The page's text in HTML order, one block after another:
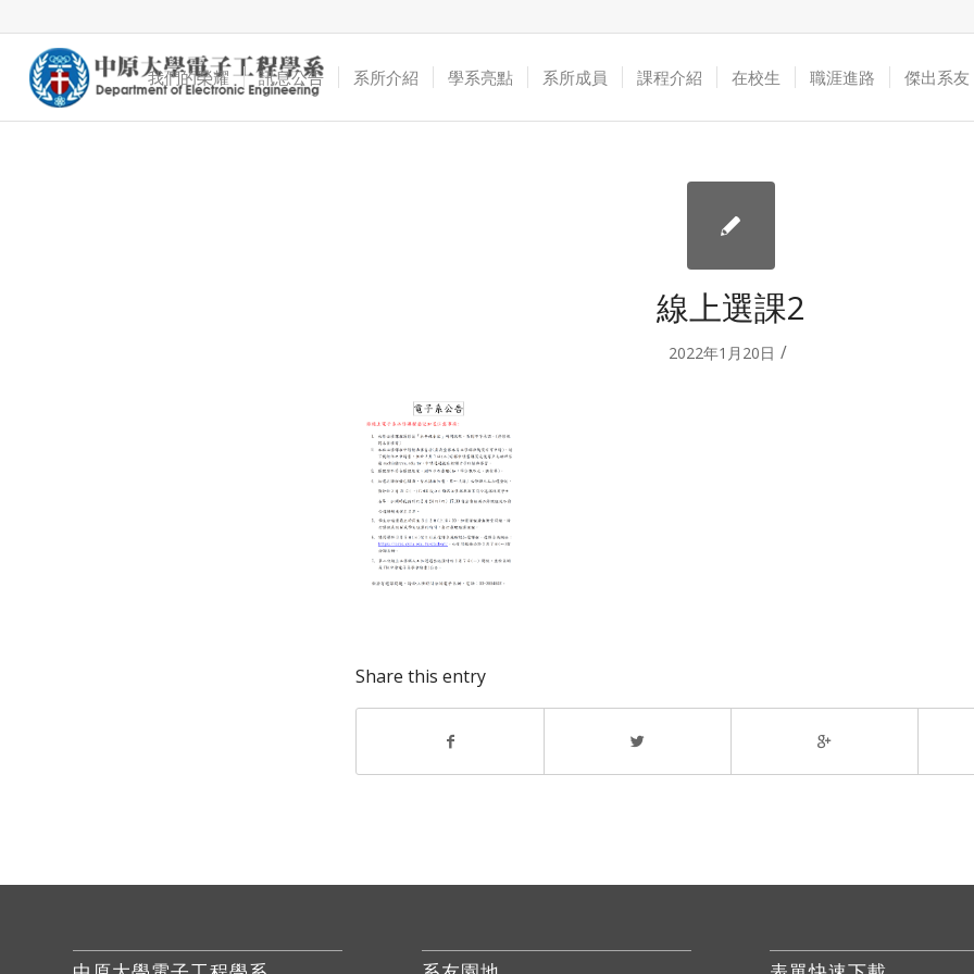
我們的榮耀 訊息公告 系所介紹 學系亮點 系所成員 課程介紹 在校生 職涯進路 傑出系友
線上選課2
2022年1月20日 /
Share this entry